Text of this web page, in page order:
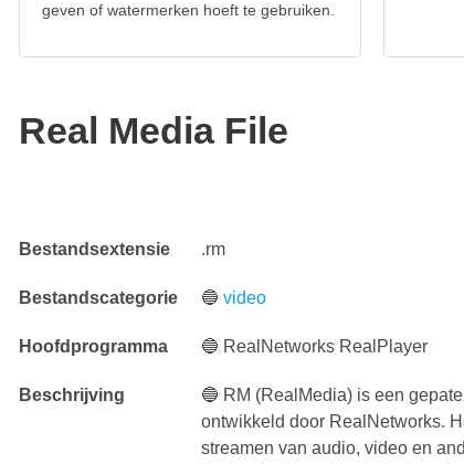
geven of watermerken hoeft te gebruiken.
Real Media File
Bestandsextensie .rm
Bestandscategorie 🔵video
Hoofdprogramma 🔵 RealNetworks RealPlayer
Beschrijving
🔵 RM (RealMedia) is een
ontwikkeld door RealNetworks.
streamen van audio, video en